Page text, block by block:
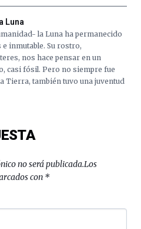
Luna
la Luna ha permanecido
inmutable. Su rostro,
nos hace pensar en un
casi fósil. Pero no siempre fue
Tierra, también tuvo una juventud
no será publicada.Los
con *